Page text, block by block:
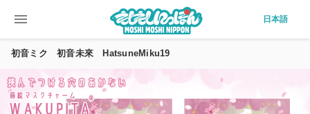
menu 日本語
初音ミク 初音未來 HatsuneMiku19